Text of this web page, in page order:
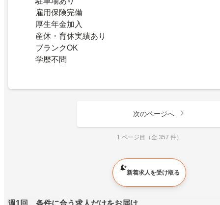
雇用保険完備
厚生年金加入
産休・育休実績あり
ブランクOK
学歴不問
次のページへ
1 ページ目（全 357 件）
新着求人を受け取る
週1回、条件に合う求人だけをお届け